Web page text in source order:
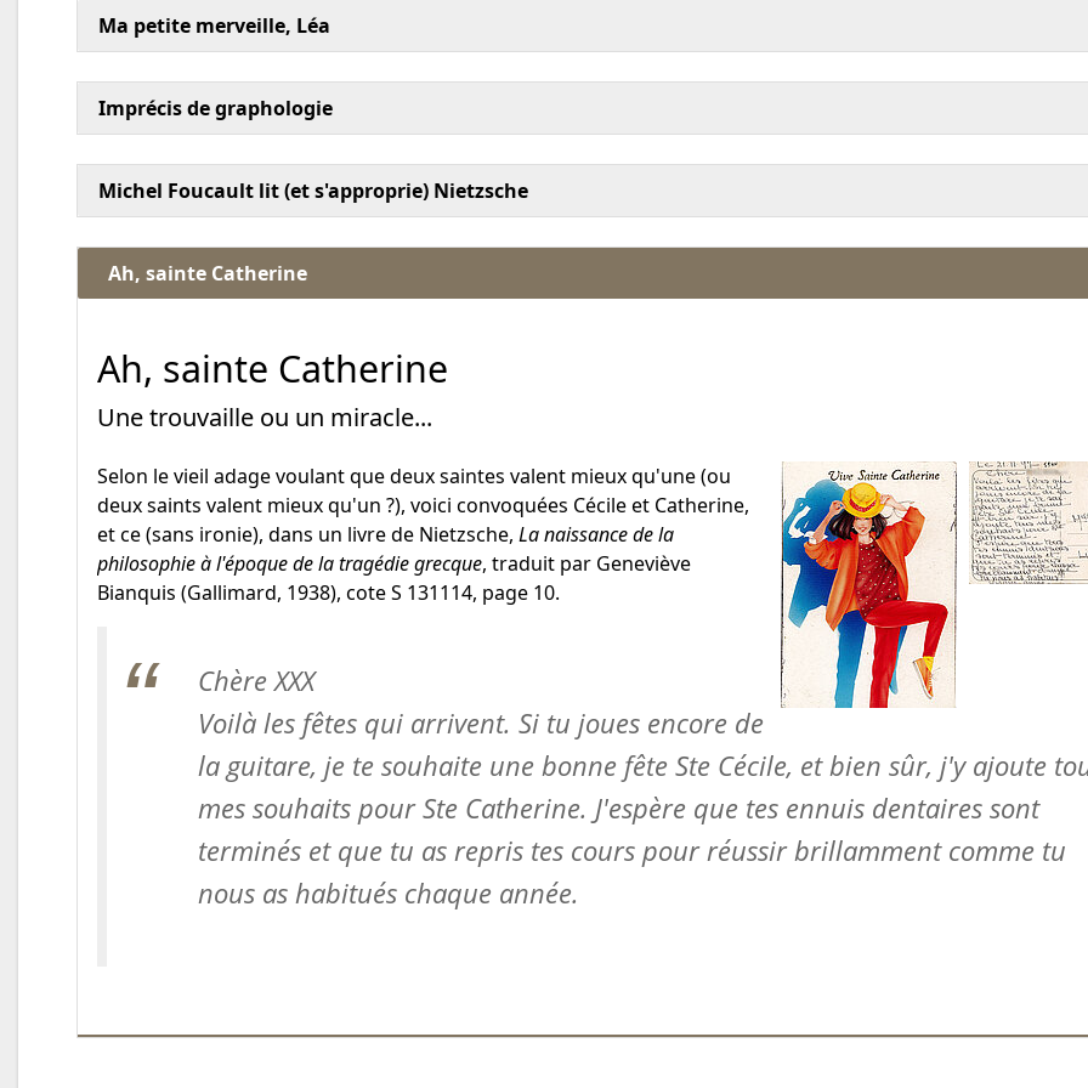
Ma petite merveille, Léa
Imprécis de graphologie
Michel Foucault lit (et s'approprie) Nietzsche
Ah, sainte Catherine
Ah, sainte Catherine
Une trouvaille ou un miracle...
Selon le vieil adage voulant que deux saintes valent mieux qu'une (ou
deux saints valent mieux qu'un ?), voici convoquées Cécile et Catherine,
et ce (sans ironie), dans un livre de Nietzsche, La naissance de la
philosophie à l'époque de la tragédie grecque, traduit par Geneviève
Bianquis (Gallimard, 1938), cote S 131114, page 10.
Chère XXX
Voilà les fêtes qui arrivent. Si tu joues encore de
la guitare, je te souhaite une bonne fête Ste Cécile, et bien sûr, j'y ajoute
mes souhaits pour Ste Catherine. J'espère que tes ennuis dentaires sont
terminés et que tu as repris tes cours pour réussir brillamment comme tu
nous as habitués chaque année.